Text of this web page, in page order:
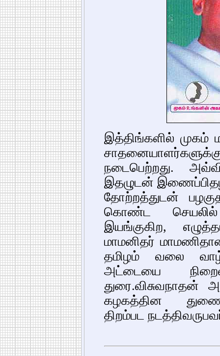
இத்திங்களில் முகம்
நடைபெற்றது.
இதழுடன்
தோற்றத்துடன்
கொண்ட செயலில்
இயங்குகிற,
மாமனிதர்
தமிழம் வலை
அட்டையை
கழகத்தின
திறம்பட